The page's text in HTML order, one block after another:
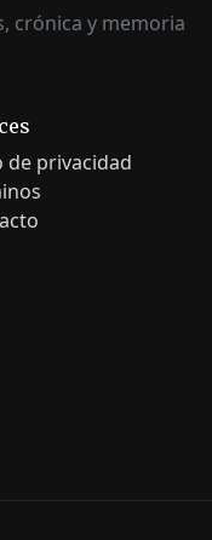
crónica y memoria
de privacidad